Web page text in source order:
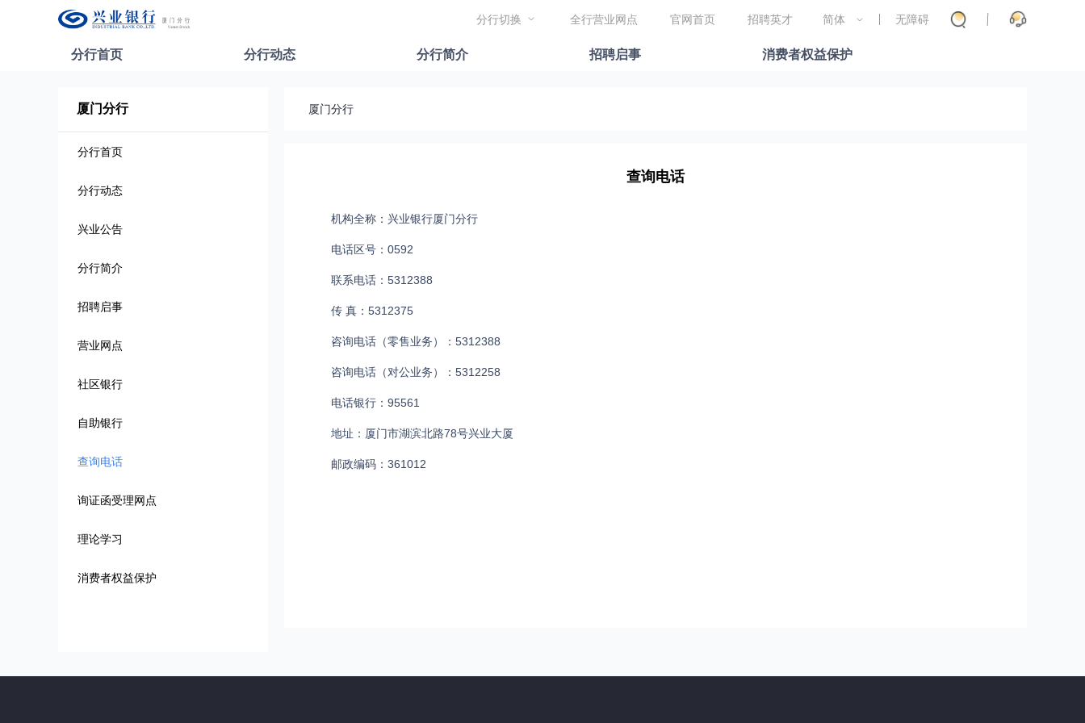
分行切换 全行营业网点 官网首页 招聘英才 简体 无障碍
分行首页 分行动态 分行简介 招聘启事 消费者权益保护
厦门分行
分行首页
分行动态
兴业公告
分行简介
招聘启事
营业网点
社区银行
自助银行
查询电话
询证函受理网点
理论学习
消费者权益保护
厦门分行
查询电话
机构全称：兴业银行厦门分行
电话区号：0592
联系电话：5312388
传 真：5312375
咨询电话（零售业务）：5312388
咨询电话（对公业务）：5312258
电话银行：95561
地址：厦门市湖滨北路78号兴业大厦
邮政编码：361012